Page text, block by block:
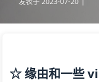
☆ 缘由和一些